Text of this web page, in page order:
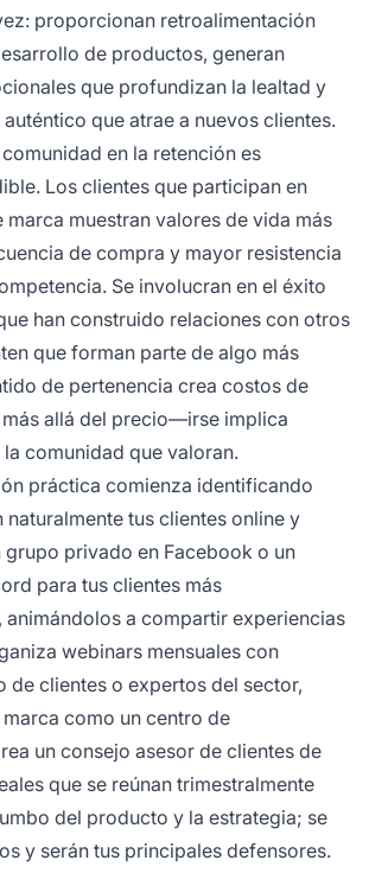
proporcionan retroalimentación
de productos, generan
que profundizan la lealtad y
que atrae a nuevos clientes.
en la retención es
Los clientes que participan en
marca muestran valores de vida más
de compra y mayor resistencia
Se involucran en el éxito
han construido relaciones con otros
que forman parte de algo más
de pertenencia crea costos de
allá del precio—irse implica
comunidad que valoran.
práctica comienza identificando
naturalmente tus clientes online y
grupo privado en Facebook o un
para tus clientes más
a compartir experiencias
webinars mensuales con
de clientes o expertos del sector,
como un centro de
un consejo asesor de clientes de
que se reúnan trimestralmente
del producto y la estrategia; se
y serán tus principales defensores.